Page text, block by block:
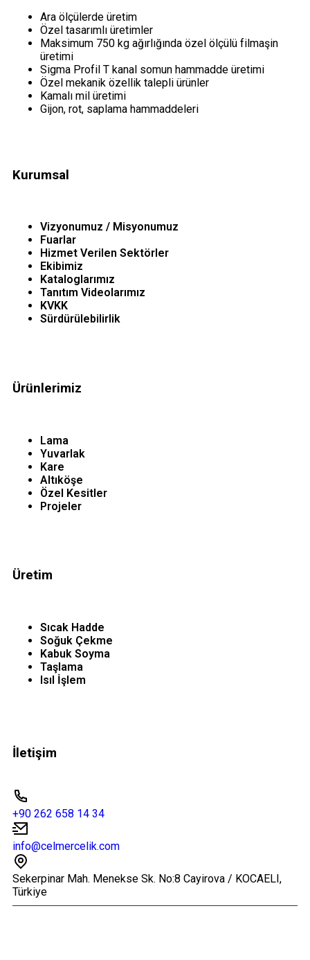
Ara ölçülerde üretim
Özel tasarımlı üretimler
Maksimum 750 kg ağırlığında özel ölçülü filmaşin
üretimi
Sigma Profil T kanal somun hammadde üretimi
Özel mekanik özellik talepli ürünler
Kamalı mil üretimi
Gijon, rot, saplama hammaddeleri
Kurumsal
Vizyonumuz / Misyonumuz
Fuarlar
Hizmet Verilen Sektörler
Ekibimiz
Kataloglarımız
Tanıtım Videolarımız
KVKK
Sürdürülebilirlik
Ürünlerimiz
Lama
Yuvarlak
Kare
Altıköşe
Özel Kesitler
Projeler
Üretim
Sıcak Hadde
Soğuk Çekme
Kabuk Soyma
Taşlama
Isıl İşlem
İletişim
+90 262 658 14 34
info@celmercelik.com
Sekerpinar Mah. Menekse Sk. No:8 Cayirova / KOCAELI,
Türkiye